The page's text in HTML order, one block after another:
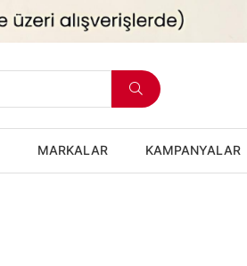
MARKALAR KAMPANYALAR